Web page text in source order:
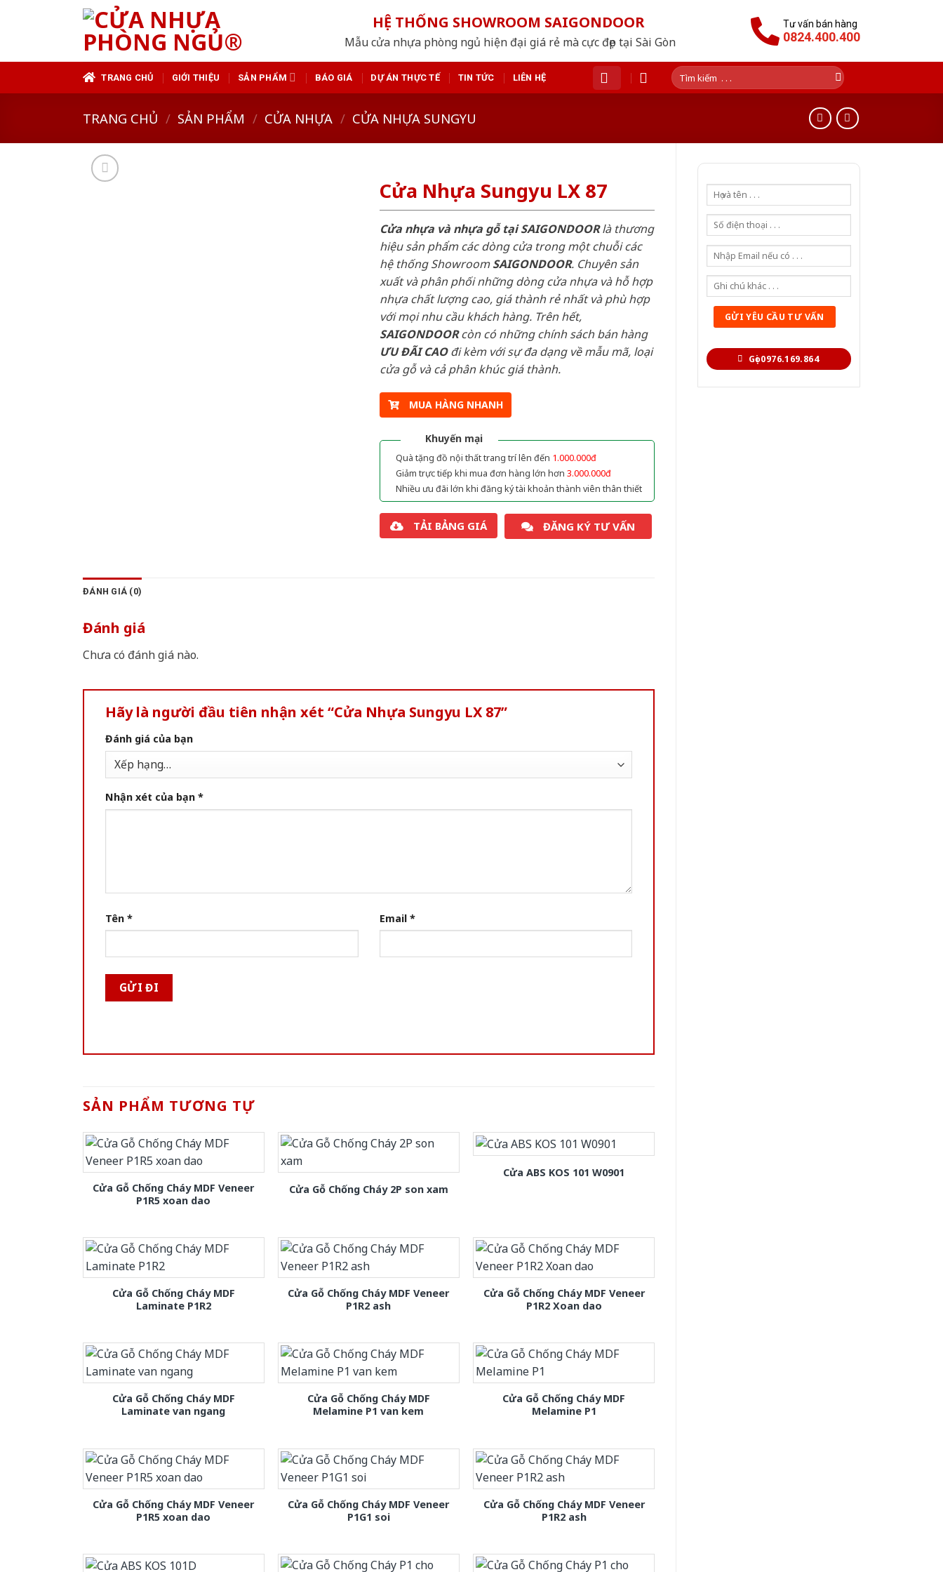
HỆ THỐNG SHOWROOM SAIGONDOOR
Mẫu cửa nhựa phòng ngủ hiện đại giá rẻ mà cực đẹp tại Sài Gòn
Tư vấn bán hàng
0824.400.400
TRANG CHỦ GIỚI THIỆU SẢN PHẨM BÁO GIÁ DỰ ÁN THỰC TẾ TIN TỨC LIÊN HỆ
Tìm
kiếm:
TRANG CHỦ / SẢN PHẨM / CỬA NHỰA / CỬA NHỰA SUNGYU
Gọi 0976.169.864
Cửa Nhựa Sungyu LX 87
Cửa nhựa và nhựa gỗ tại SAIGONDOORlà thương
hiệu sản phẩm các dòng cửa trong một chuỗi các
hệ thống ShowroomSAIGONDOOR. Chuyên sản
xuất và phân phối những dòng cửa nhựa và hỗ hợp
nhựa chất lượng cao, giá thành rẻ nhất và phù hợp
với mọi nhu cầu khách hàng. Trên hết,
SAIGONDOORcòn có những chính sách bán hàng
ƯU ĐÃI CAOđi kèm với sự đa dạng về mẫu mã, loại
cửa gỗ và cả phân khúc giá thành.
MUA HÀNG NHANH
Khuyến mại
Quà tặng đồ nội thất trang trí lên đến 1.000.000đ
Giảm trực tiếp khi mua đơn hàng lớn hơn 3.000.000đ
Nhiều ưu đãi lớn khi đăng ký tài khoản thành viên thân thiết
TẢI BẢNG GIÁ ĐĂNG KÝ TƯ VẤN
ĐÁNH GIÁ (0)
Đánh giá
Chưa có đánh giá nào.
Hãy là người đầu tiên nhận xét “Cửa Nhựa Sungyu LX 87”
Đánh giá của bạn
Nhận xét của bạn *
Tên * Email *
SẢN PHẨM TƯƠNG TỰ
Cửa Gỗ Chống Cháy MDF Veneer
P1R5 xoan dao
Cửa Gỗ Chống Cháy 2P son xam
Cửa ABS KOS 101 W0901
Cửa Gỗ Chống Cháy MDF
Laminate P1R2
Cửa Gỗ Chống Cháy MDF Veneer
P1R2 ash
Cửa Gỗ Chống Cháy MDF Veneer
P1R2 Xoan dao
Cửa Gỗ Chống Cháy MDF
Laminate van ngang
Cửa Gỗ Chống Cháy MDF
Melamine P1 van kem
Cửa Gỗ Chống Cháy MDF
Melamine P1
Cửa Gỗ Chống Cháy MDF Veneer
P1R5 xoan dao
Cửa Gỗ Chống Cháy MDF Veneer
P1G1 soi
Cửa Gỗ Chống Cháy MDF Veneer
P1R2 ash